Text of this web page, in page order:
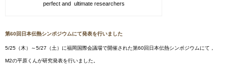
perfect and ultimate researchers
第60回日本伝熱シンポジウムにて発表を行いました
5/25（木）～5/27（土）に福岡国際会議場で開催された第60回日本伝熱シンポジウムにて，
M2の平原くんが研究発表を行いました。